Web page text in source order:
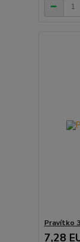
Pravítko
7,28